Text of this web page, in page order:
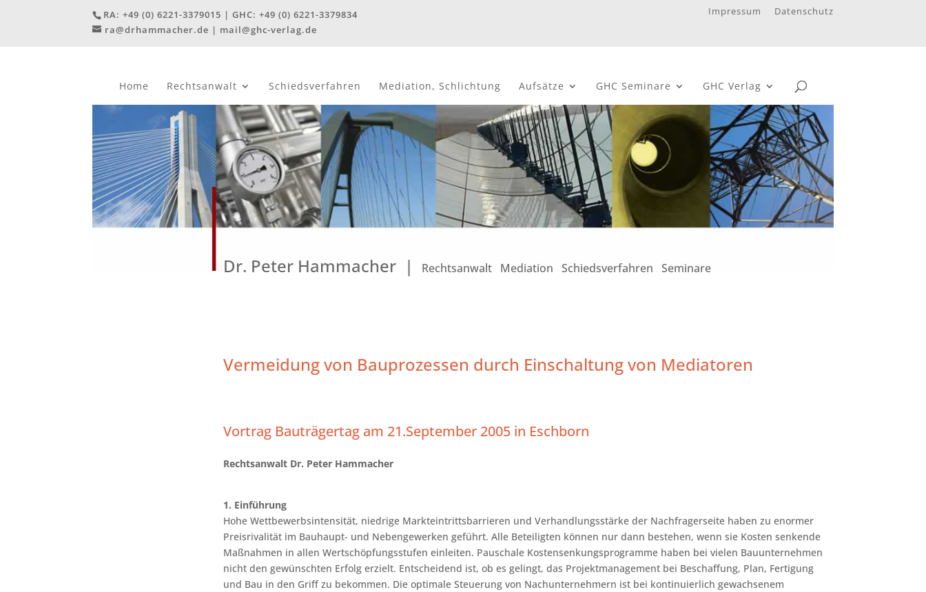
RA:+49 (0) 6221-3379015 | GHC:+49 (0) 6221-3379834
ra@drhammacher.de | mail@ghc-verlag.de
Impressum Datenschutz
Home Rechtsanwalt Schiedsverfahren Mediation, Schlichtung Aufsätze GHC Seminare GHC Verlag
Dr. Peter Hammacher | Rechtsanwalt Mediation Schiedsverfahren Seminare
Vermeidung von Bauprozessen durch Einschaltung von Mediatoren
Vortrag Bauträgertag am 21.September 2005 in Eschborn
Rechtsanwalt Dr. Peter Hammacher
1. Einführung
Hohe Wettbewerbsintensität, niedrige Markteintrittsbarrieren und Verhandlungsstärke der Nachfragerseite haben zu enormer
Preisrivalität im Bauhaupt- und Nebengewerken geführt. Alle Beteiligten können nur dann bestehen, wenn sie Kosten senkende
Maßnahmen in allen Wertschöpfungsstufen einleiten. Pauschale Kostensenkungsprogramme haben bei vielen Bauunternehmen
nicht den gewünschten Erfolg erzielt. Entscheidend ist, ob es gelingt, das Projektmanagement bei Beschaffung, Plan, Fertigung
und Bau in den Griff zu bekommen. Die optimale Steuerung von Nachunternehmern ist bei kontinuierlich gewachsenem